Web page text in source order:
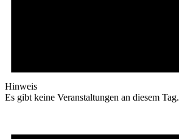
Hinweis
Es gibt keine Veranstaltungen an diesem Tag.